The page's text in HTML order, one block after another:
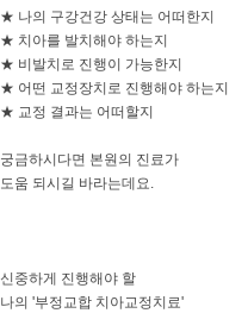
​​★ 나의 구강건강 상태는 어떠한지
★ 치아를 발치해야 하는지
★ 비발치로 진행이 가능한지
★ 어떤 교정장치로 진행해야 하는지
★ 교정 결과는 어떠할지
​궁금하시다면 본원의 진료가
도움 되시길 바라는데요.
신중하게 진행해야 할
나의 '부정교합 치아교정치료'